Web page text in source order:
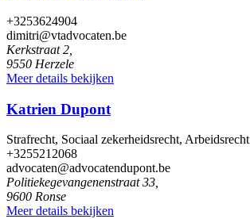
+3253624904
dimitri@vtadvocaten.be
Kerkstraat 2,
9550 Herzele
Meer details bekijken
Katrien Dupont
Strafrecht, Sociaal zekerheidsrecht, Arbeidsrecht
+3255212068
advocaten@advocatendupont.be
Politiekegevangenenstraat 33,
9600 Ronse
Meer details bekijken